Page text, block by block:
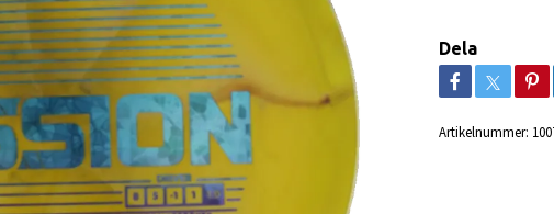
Dela
Artikelnummer: